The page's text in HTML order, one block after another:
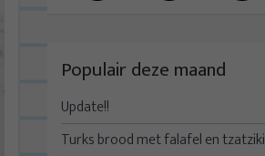
Populair deze maand
Update!!
Turks brood met falafel en tzatziki